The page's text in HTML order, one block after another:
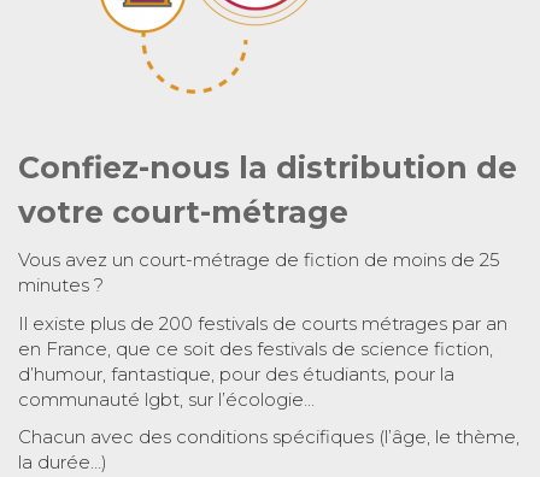
Confiez-nous la distribution de
votre court-métrage
Vous avez un court-métrage de fiction de moins de 25
minutes ?
Il existe plus de 200 festivals de courts métrages par an
en France, que ce soit des festivals de science fiction,
d’humour, fantastique, pour des étudiants, pour la
communauté lgbt, sur l’écologie…
Chacun avec des conditions spécifiques (l’âge, le thème,
la durée…)